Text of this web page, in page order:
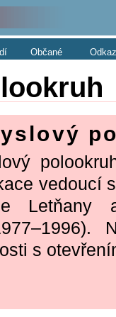
Občané
vedoucí
Letňany
s